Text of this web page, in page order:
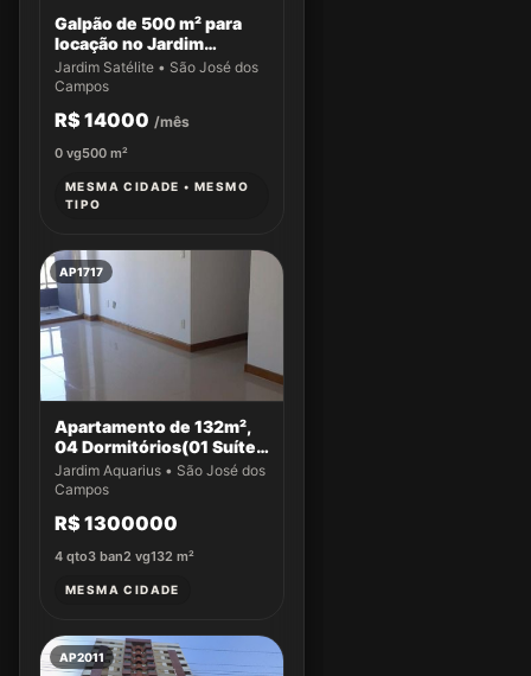
Galpão de 500 m² para
locação no Jardim
Satélite
Jardim Satélite • São José dos
Campos
R$ 14000 /mês
0 vg500 m²
MESMA CIDADE • MESMO
TIPO
AP1717
Apartamento de 132m²,
04 Dormitórios(01 Suíte)
a venda no Jardim
Aquarius
Jardim Aquarius • São José dos
Campos
R$ 1300000
4 qto3 ban2 vg132 m²
MESMA CIDADE
AP2011